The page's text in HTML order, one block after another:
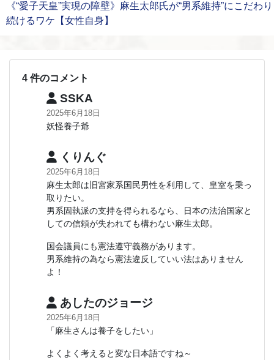
《“愛子天皇”実現の障壁》麻生太郎氏が“男系維持”にこだわり
続けるワケ【女性自身】
4 件のコメント
SSKA
2025年6月18日
妖怪養子爺
くりんぐ
2025年6月18日
麻生太郎は旧宮家系国民男性を利用して、皇室を乗っ
取りたい。
男系固執派の支持を得られるなら、日本の法治国家と
しての信頼が失われても構わない麻生太郎。
国会議員にも憲法遵守義務があります。
男系維持の為なら憲法違反していい法はありません
よ！
あしたのジョージ
2025年6月18日
「麻生さんは養子をしたい」
よくよく考えると変な日本語ですね～